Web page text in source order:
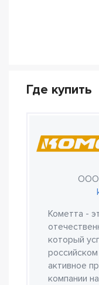
Где купить
ООО
Кометта -
который
активное
компании